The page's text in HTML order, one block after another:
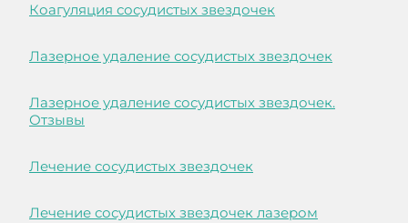
Коагуляция сосудистых звездочек
Лазерное удаление сосудистых звездочек
Лазерное удаление сосудистых звездочек.
Отзывы
Лечение сосудистых звездочек
Лечение сосудистых звездочек лазером